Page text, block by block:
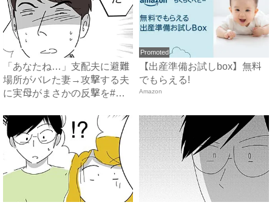
「あなたね…」支配夫に避難
場所がバレた妻→攻撃する夫
に実母がまさかの反撃を#ハ
Promoted
【出産準備お試しbox】無料
でもらえる!
Amazon